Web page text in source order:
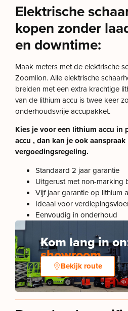
Elektrische
kopen zonder
en downtime:
Maak meters met de elektrische
Zoomlion. Alle elektrische
breiden met een extra krachtige
van de lithium accu is twee keer
onderhoudsvrije accupakket.
Kies je voor een lithium accu in
accu , dan kan jeook
vergoedingsregeling.
Standaard 2 jaar garantie
Uitgerust met non-marking
Vijf jaar garantie op lithium
Ideaal voor
Eenvoudig in onderhoud
Kom lang in
showroom
Bekijk route